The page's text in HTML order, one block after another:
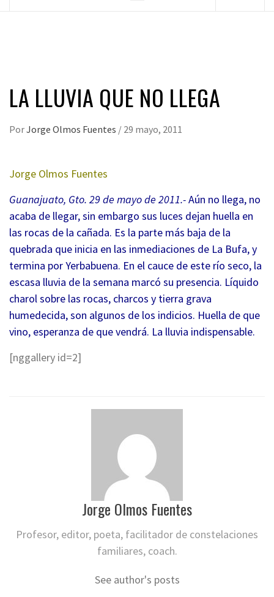
LA LLUVIA QUE NO LLEGA
PorJorge Olmos Fuentes / 29 mayo, 2011
Jorge Olmos Fuentes
Guanajuato, Gto. 29 de mayo de 2011.-Aún no llega, no
acaba de llegar, sin embargo sus luces dejan huella en
las rocas de la cañada. Es la parte más baja de la
quebrada que inicia en las inmediaciones de La Bufa, y
termina por Yerbabuena. En el cauce de este río seco, la
escasa lluvia de la semana marcó su presencia. Líquido
charol sobre las rocas, charcos y tierra grava
humedecida, son algunos de los indicios. Huella de que
vino, esperanza de que vendrá. La lluvia indispensable.
[nggallery id=2]
Jorge Olmos Fuentes
Profesor, editor, poeta, facilitador de constelaciones
familiares, coach.
See author's posts